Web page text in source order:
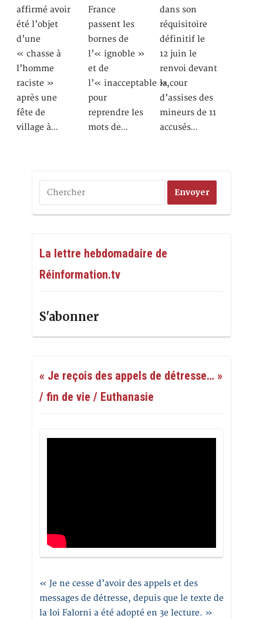
affirmé avoir
été l’objet
d’une
« chasse à
l’homme
raciste »
après une
fête de
village à…
France
passent les
bornes de
l’« ignoble »
et de
l’« inacceptable »,
pour
reprendre les
mots de…
dans son
réquisitoire
définitif le
12 juin le
renvoi devant
la cour
d’assises des
mineurs de 11
accusés…
La lettre hebdomadaire de
Réinformation.tv
S'abonner
« Je reçois des appels de détresse… »
/ fin de vie / Euthanasie
« Je ne cesse d’avoir des appels et des
messages de détresse, depuis que le texte de
la loi Falorni a été adopté en 3e lecture. »